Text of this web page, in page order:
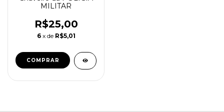
MILITAR
R$25,00
6 x de R$5,01